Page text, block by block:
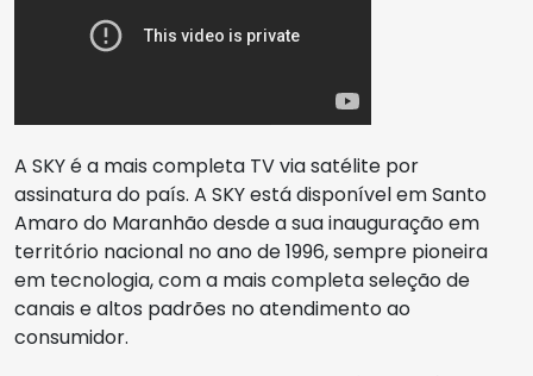
A SKY é a mais completa TV via satélite por
assinatura do país. A SKY está disponível em Santo
Amaro do Maranhão desde a sua inauguração em
território nacional no ano de 1996, sempre pioneira
em tecnologia, com a mais completa seleção de
canais e altos padrões no atendimento ao
consumidor.